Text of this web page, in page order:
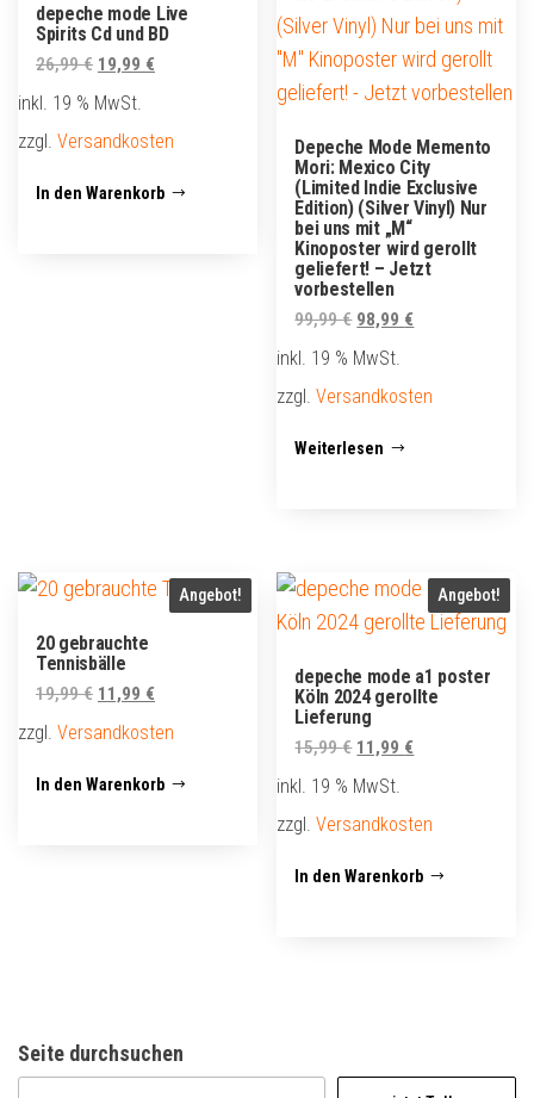
depeche mode Live
Spirits Cd und BD
26,99€ Ursprünglicher
Preis
26,99 €
19,99 €
19,99 €.
inkl. 19 % MwSt.
zzgl. Versandkosten
In den Warenkorb
Depeche Mode Memento
Mori: Mexico City
(Limited Indie Exclusive
Edition) (Silver Vinyl) Nur
bei uns mit „M“
Kinoposter wird gerollt
geliefert! – Jetzt
vorbestellen
99,99€ Ursprünglicher
Preis
99,99 €
98,99 €
98,99 €.
inkl. 19 % MwSt.
zzgl.Versandkosten
Weiterlesen
Angebot!
20 gebrauchte
Tennisbälle
19,99€ Ursprünglicher
Preis
19,99 €
11,99 €
11,99 €.
zzgl. Versandkosten
In den Warenkorb
Angebot!
depeche mode a1 poster
Köln 2024 gerollte
Lieferung
15,99€ Ursprünglicher
Preis
15,99 €
11,99 €
11,99 €.
inkl. 19 % MwSt.
zzgl.Versandkosten
In den Warenkorb
Seite durchsuchen